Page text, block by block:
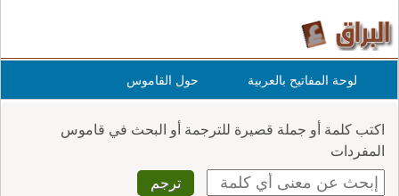
لوحة المفاتيح بالعربية حول القاموس
اكتب كلمة أو جملة قصيرة للترجمة أو البحث في قاموس
المفردات